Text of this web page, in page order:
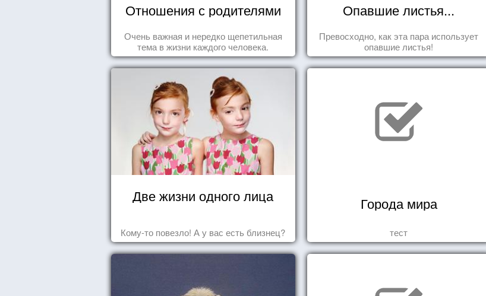
Отношения с родителями
Очень важная и нередко щепетильная
тема в жизни каждого человека.
Опавшие листья...
Превосходно, как эта пара использует
опавшие листья!
Две жизни одного лица
Кому-то повезло! А у вас есть близнец?
Города мира
тест